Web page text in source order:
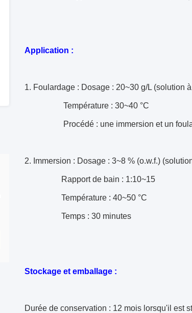
Application :
1. Foulardage : Dosage : 20~30 g/L (solution
Température : 30~40 °C
Procédé : une immersion et un
2. Immersion : Dosage : 3~8 % (o.w.f.)
Rapport de bain : 1:10~15
Température : 40~50 °C
Temps : 30 minutes
Stockage et emballage :
Durée de conservation : 12 mois lorsqu'il est